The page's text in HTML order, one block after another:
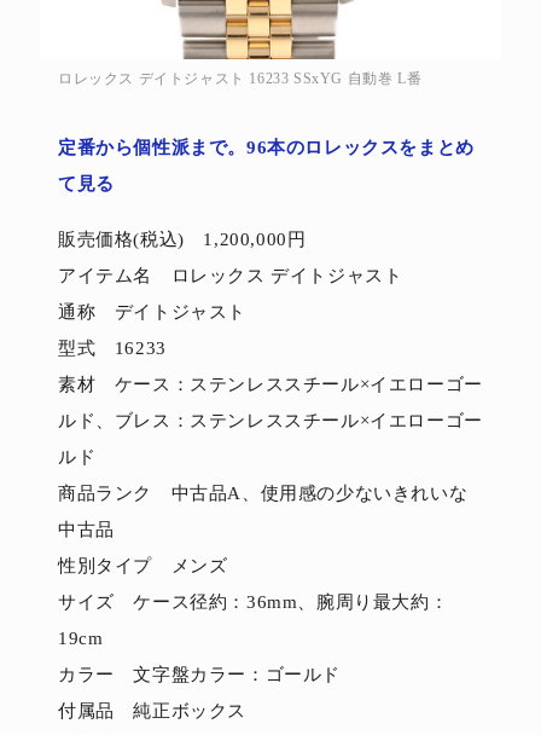
ロレックス デイトジャスト 16233 SSxYG 自動巻 L番
定番から個性派まで。96本のロレックスをまとめ
て見る
販売価格(税込) 1,200,000円
アイテム名 ロレックス デイトジャスト
通称 デイトジャスト
型式 16233
素材 ケース：ステンレススチール×イエローゴー
ルド、ブレス：ステンレススチール×イエローゴー
ルド
商品ランク 中古品A、使用感の少ないきれいな
中古品
性別タイプ メンズ
サイズ ケース径約：36mm、腕周り最大約：
19cm
カラー 文字盤カラー：ゴールド
付属品 純正ボックス